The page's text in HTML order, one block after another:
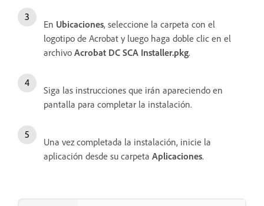
En Ubicaciones, seleccione la carpeta con el
logotipo de Acrobat y luego haga doble clic en el
archivo Acrobat DC SCA Installer.pkg.
Siga las instrucciones que irán apareciendo en
pantalla para completar la instalación.
Una vez completada la instalación, inicie la
aplicación desde su carpeta Aplicaciones.